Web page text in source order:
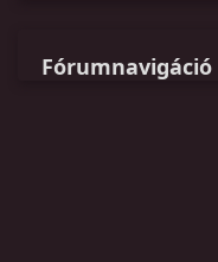
Fórumnavigáció